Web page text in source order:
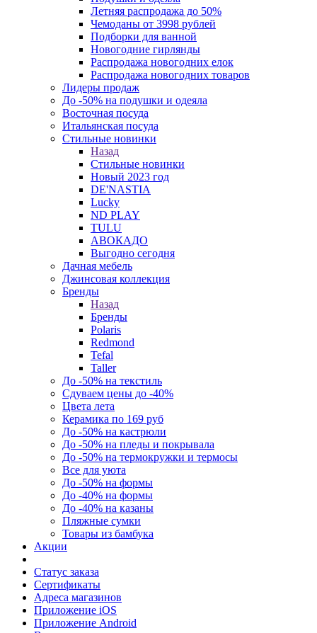
Летняя распродажа до 50%
Чемоданы от 3998 рублей
Подборки для ванной
Новогодние гирлянды
Распродажа новогодних елок
Распродажа новогодних товаров
Лидеры продаж
До -50% на подушки и одеяла
Восточная посуда
Итальянская посуда
Стильные новинки
Назад
Стильные новинки
Новый 2023 год
DE'NASTIA
Lucky
ND PLAY
TULU
АВОКАДО
Выгодно сегодня
Дачная мебель
Джинсовая коллекция
Бренды
Назад
Бренды
Polaris
Redmond
Tefal
Taller
До -50% на текстиль
Сдуваем цены до -40%
Цвета лета
Керамика по 169 руб
До -50% на кастрюли
До -50% на пледы и покрывала
До -50% на термокружки и термосы
Все для уюта
До -50% на формы
До -40% на формы
До -40% на казаны
Пляжные сумки
Товары из бамбука
Акции
Статус заказа
Сертификаты
Адреса магазинов
Приложение iOS
Приложение Android